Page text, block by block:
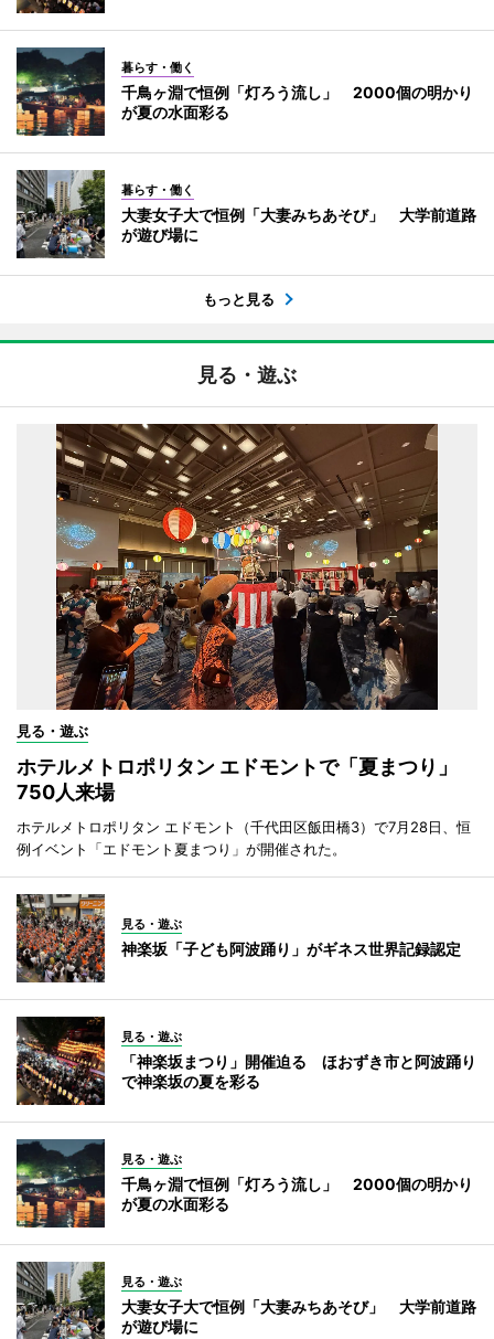
暮らす・働く
千鳥ヶ淵で恒例「灯ろう流し」 2000個の明かり
が夏の水面彩る
暮らす・働く
大妻女子大で恒例「大妻みちあそび」 大学前道路
が遊び場に
もっと見る
見る・遊ぶ
見る・遊ぶ
ホテルメトロポリタン エドモントで「夏まつり」
750人来場
ホテルメトロポリタン エドモント（千代田区飯田橋3）で7月28日、恒
例イベント「エドモント夏まつり」が開催された。
見る・遊ぶ
神楽坂「子ども阿波踊り」がギネス世界記録認定
見る・遊ぶ
「神楽坂まつり」開催迫る ほおずき市と阿波踊り
で神楽坂の夏を彩る
見る・遊ぶ
千鳥ヶ淵で恒例「灯ろう流し」 2000個の明かり
が夏の水面彩る
見る・遊ぶ
大妻女子大で恒例「大妻みちあそび」 大学前道路
が遊び場に